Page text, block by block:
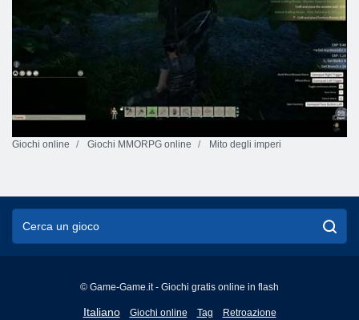
Giochi online Giochi MMORPG online Mito degli imperi
© Game-Game.it - Giochi gratis online in flash
Italiano
English
Giochi online Tag Retroazione